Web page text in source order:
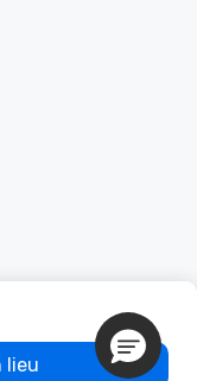
lieu